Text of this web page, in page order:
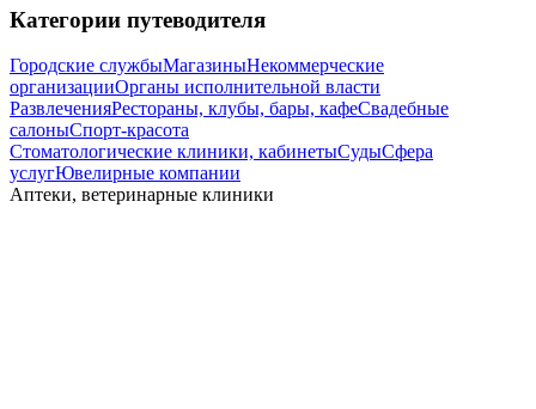
Категории путеводителя
Городские службыМагазиныНекоммерческие
организацииОрганы исполнительной власти
РазвлеченияРестораны, клубы, бары, кафеСвадебные
салоныСпорт-красота
Стоматологические клиники, кабинетыСудыСфера
услугЮвелирные компании
Аптеки, ветеринарные клиники